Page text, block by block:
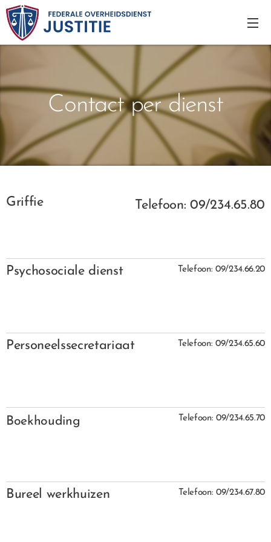
Contact per dienst
Griffie Telefoon: 09/234.65.80
Psychosociale dienst Telefoon: 09/234.66.20
Personeelssecretariaat Telefoon: 09/234.65.60
Boekhouding Telefoon: 09/234.65.70
Bureel werkhuizen Telefoon: 09/234.67.80